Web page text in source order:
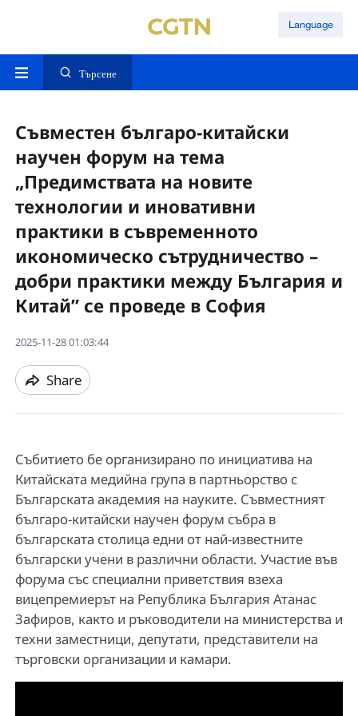
Language
Търсене
Съвместен българо-китайски
научен форум на тема
„Предимствата на новите
технологии и иновативни
практики в съвременното
икономическо сътрудничество –
добри практики между България и
Китай” се проведе в София
2025-11-28 01:03:44
Share
Събитието бе организирано по инициатива на
Китайската медийна група в партньорство с
Българската академия на науките. Съвместният
българо-китайски научен форум събра в
българската столица едни от най-известните
български учени в различни области. Участие във
форума със специални приветствия взеха
вицепремиерът на Република България Атанас
Зафиров, както и ръководители на министерства и
техни заместници, депутати, представители на
търговски организации и камари.